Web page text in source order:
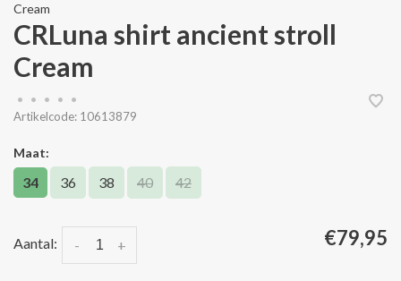
Cream
CRLuna shirt ancient stroll
Cream
• • • •
•
Artikelcode: 10613879
Maat:
34 36 38 40 42
Aantal: +
- €79,95